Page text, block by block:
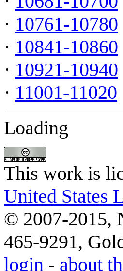
· 10761-10780
· 10841-10860
· 10921-10940
· 11001-11020
Loading
This work is
United States
© 2007-2015,
465-9291,
login - about